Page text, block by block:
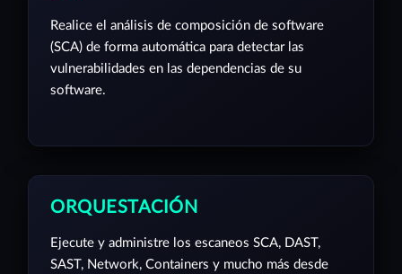
Realice el análisis de composición de software
(SCA) de forma automática para detectar las
vulnerabilidades en las dependencias de su
software.
ORQUESTACIÓN
Ejecute y administre los escaneos SCA, DAST,
SAST, Network, Containers y mucho más desde